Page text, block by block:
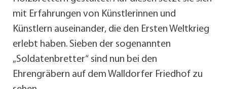
mit Erfahrungen von Künstlerinnen und
Künstlern auseinander, die den Ersten Weltkrieg
erlebt haben. Sieben der sogenannten
„Soldatenbretter“ sind nun bei den
Ehrengräbern auf dem Walldorfer Friedhof zu